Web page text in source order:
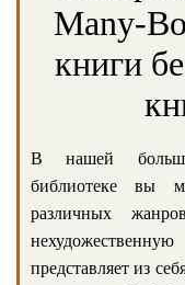
Many-
книги
В нашей
библиотеке вы
различных
представляет из